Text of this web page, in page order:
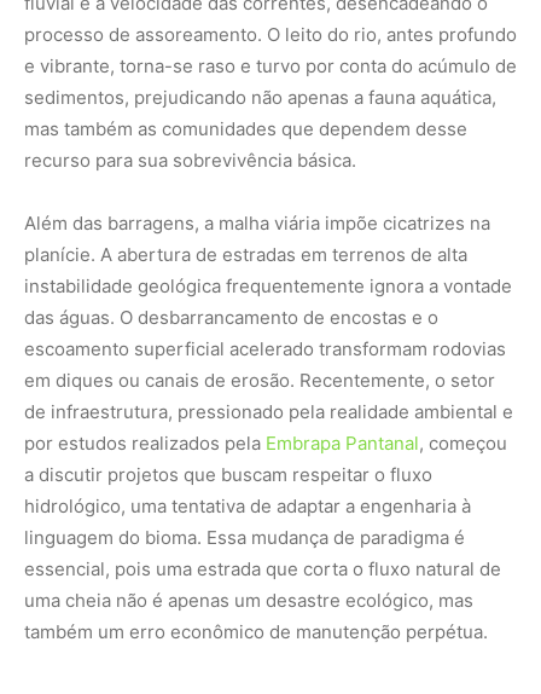
de infraestrutura, pressionado pela realidade ambiental e
por estudos realizados pela Embrapa Pantanal, começou
a discutir projetos que buscam respeitar o fluxo
hidrológico, uma tentativa de adaptar a engenharia à
linguagem do bioma. Essa mudança de paradigma é
essencial, pois uma estrada que corta o fluxo natural de
também um erro econômico de manutenção perpétua.